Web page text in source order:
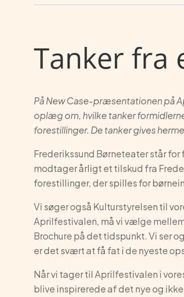
Tanker fra
På New Case-præsentationen på
oplæg om, hvilke tanker
forestillinger. De tanker gives
Frederikssund Børneteater står for
modtager årligt et tilskud fra
forestillinger, der spilles for
Vi søger også Kulturstyrelsen til
Aprilfestivalen, må vi vælge
Brochure på det tidspunkt. Vi ser
er det svært at få fat i de nyeste
Når vi tager til Aprilfestivalen i
blive inspirerede af det nye og